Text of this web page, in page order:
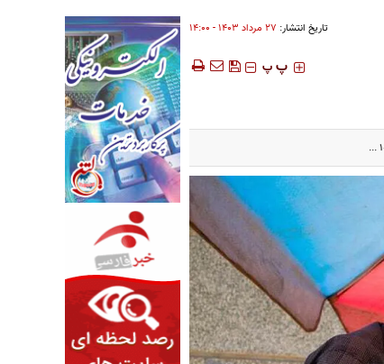
تاریخ انتشار: ۲۷ مرداد ۱۴۰۳ - ۱۴:۰۰
‍‍‍ پ پ